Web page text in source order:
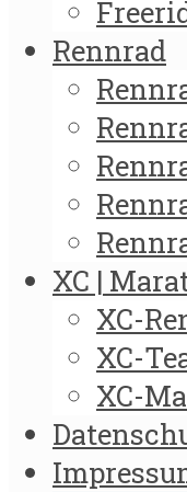
Rennrad
XC |
XC-
XC-
XC-